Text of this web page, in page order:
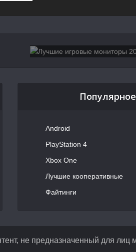
Популярное
Android
PlayStation 4
Xbox One
Лучшие кооперативные
Файтинги